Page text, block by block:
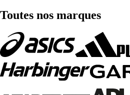
Toutes nos marques